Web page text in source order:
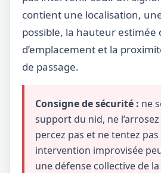
contient une localisation,
possible, la hauteur estimée
d’emplacement et la
de passage.
Consigne de sécurité : ne
support du nid, ne
percez pas et ne tentez
intervention improvisée
une défense collective de